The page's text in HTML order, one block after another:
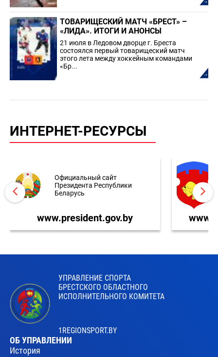
ТОВАРИЩЕСКИЙ МАТЧ «БРЕСТ» –
«ЛИДА». ИТОГИ И АНОНСЫ
21 июля в Ледовом дворце г. Бреста
состоялся первый товарищеский матч
этого лета между хоккейным командами
«Бр...
ИНТЕРНЕТ-РЕСУРСЫ
Официальный сайт
Президента Республики
Беларусь
www.president.gov.by
УПРАВЛЕНИЕ СПОРТА
БРЕСТСКОГО ОБЛАСТНОГО
ИСПОЛНИТЕЛЬНОГО КОМИТЕТА
1REGIONSPORT.BY
ОБ УПРАВЛЕНИИ
История